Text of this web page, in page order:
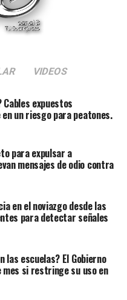
VIDEOS
expuestos
un riesgo para peatones.
para expulsar a
mensajes de odio contra
en el noviazgo desde las
para detectar señales
las escuelas? El Gobierno
si restringe su uso en